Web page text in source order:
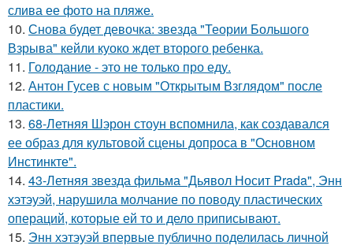
слива ее фото на пляже.
10. Снова будет девочка: звезда "Теории Большого
Взрыва" кейли куоко ждет второго ребенка.
11. Голодание - это не только про еду.
12. Антон Гусев с новым "Открытым Взглядом" после
пластики.
13. 68-Летняя Шэрон стоун вспомнила, как создавался
ее образ для культовой сцены допроса в "Основном
Инстинкте".
14. 43-Летняя звезда фильма "Дьявол Носит Prada", Энн
хэтэуэй, нарушила молчание по поводу пластических
операций, которые ей то и дело приписывают.
15. Энн хэтэуэй впервые публично поделилась личной